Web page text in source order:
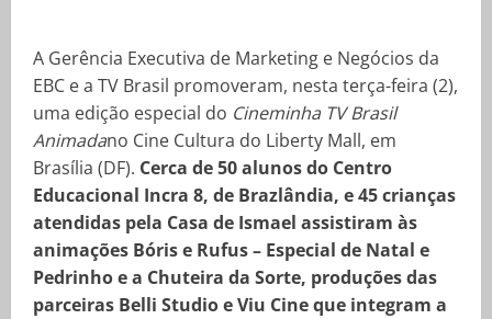
A Gerência Executiva de Marketing e Negócios da
EBC e a TV Brasil promoveram, nesta terça-feira (2),
uma edição especial do Cineminha TV Brasil
Animadano Cine Cultura do Liberty Mall, em
Brasília (DF). Cerca de 50 alunos do Centro
Educacional Incra 8, de Brazlândia, e 45 crianças
atendidas pela Casa de Ismael assistiram às
animações Bóris e Rufus – Especial de Natal e
Pedrinho e a Chuteira da Sorte, produções das
parceiras Belli Studio e Viu Cine que integram a